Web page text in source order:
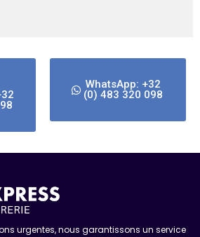
WhatsApp: +32
(0) 483 320 098
urgentes, nous garantissons un service